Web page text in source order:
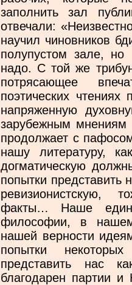
заполнить зал
отвечали:
научил чиновников
полупустом зале,
надо. С той же
потрясающее
поэтических
напряженную
зарубежным мнениям
продолжает с
нашу литературу,
догматическую
попытки представить
ревизионистскую,
факты… Наше
философии, в
нашей верности
попытки некоторых
представить нас
благодарен партии и